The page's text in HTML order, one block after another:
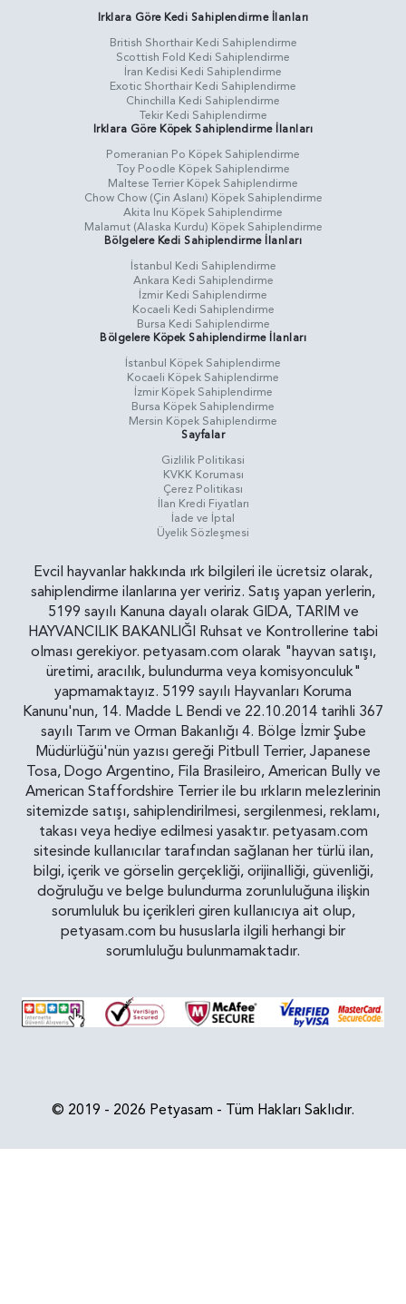
Irklara Göre Kedi Sahiplendirme İlanları
British Shorthair Kedi Sahiplendirme
Scottish Fold Kedi Sahiplendirme
İran Kedisi Kedi Sahiplendirme
Exotic Shorthair Kedi Sahiplendirme
Chinchilla Kedi Sahiplendirme
Tekir Kedi Sahiplendirme
Irklara Göre Köpek Sahiplendirme İlanları
Pomeranian Po Köpek Sahiplendirme
Toy Poodle Köpek Sahiplendirme
Maltese Terrier Köpek Sahiplendirme
Chow Chow (Çin Aslanı) Köpek Sahiplendirme
Akita Inu Köpek Sahiplendirme
Malamut (Alaska Kurdu) Köpek Sahiplendirme
Bölgelere Kedi Sahiplendirme İlanları
İstanbul Kedi Sahiplendirme
Ankara Kedi Sahiplendirme
İzmir Kedi Sahiplendirme
Kocaeli Kedi Sahiplendirme
Bursa Kedi Sahiplendirme
Bölgelere Köpek Sahiplendirme İlanları
İstanbul Köpek Sahiplendirme
Kocaeli Köpek Sahiplendirme
İzmir Köpek Sahiplendirme
Bursa Köpek Sahiplendirme
Mersin Köpek Sahiplendirme
Sayfalar
Gizlilik Politikasi
KVKK Koruması
Çerez Politikası
İlan Kredi Fiyatları
İade ve İptal
Üyelik Sözleşmesi
Evcil hayvanlar hakkında ırk bilgileri ile ücretsiz olarak,
sahiplendirme ilanlarına yer veririz. Satış yapan yerlerin,
5199 sayılı Kanuna dayalı olarak GIDA, TARIM ve
HAYVANCILIK BAKANLIĞI Ruhsat ve Kontrollerine tabi
olması gerekiyor. petyasam.com olarak "hayvan satışı,
üretimi, aracılık, bulundurma veya komisyonculuk"
yapmamaktayız. 5199 sayılı Hayvanları Koruma
Kanunu'nun, 14. Madde L Bendi ve 22.10.2014 tarihli 367
sayılı Tarım ve Orman Bakanlığı 4. Bölge İzmir Şube
Müdürlüğü'nün yazısı gereği Pitbull Terrier, Japanese
Tosa, Dogo Argentino, Fila Brasileiro, American Bully ve
American Staffordshire Terrier ile bu ırkların melezlerinin
sitemizde satışı, sahiplendirilmesi, sergilenmesi, reklamı,
takası veya hediye edilmesi yasaktır. petyasam.com
sitesinde kullanıcılar tarafından sağlanan her türlü ilan,
bilgi, içerik ve görselin gerçekliği, orijinalliği, güvenliği,
doğruluğu ve belge bulundurma zorunluluğuna ilişkin
sorumluluk bu içerikleri giren kullanıcıya ait olup,
petyasam.com bu hususlarla ilgili herhangi bir
sorumluluğu bulunmamaktadır.
© 2019 - 2026 Petyasam - Tüm Hakları Saklıdır.